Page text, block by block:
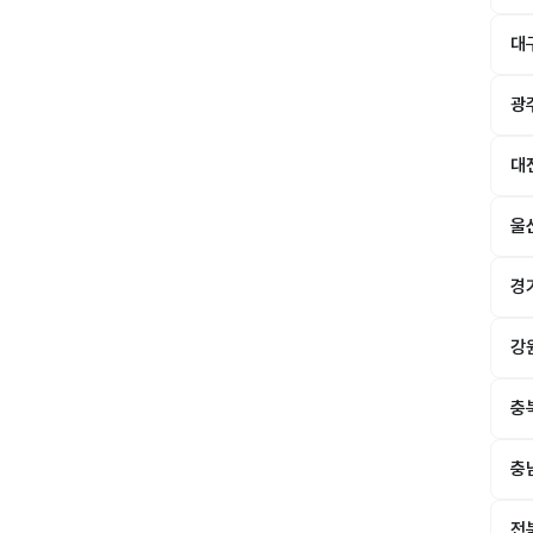
대
광
대
울
경
강
충
충